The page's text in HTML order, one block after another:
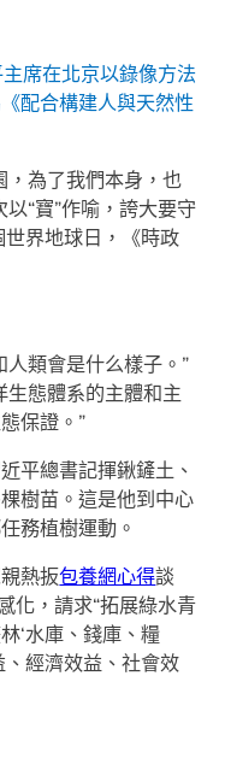
席在北京以錄像方法
配合構建人與天然性
，為了我們本身，也
“寶”作喻，誇大要守
界地球日，《時政
人類會是什么樣子。”
生態體系的主體和主
保證。”
平總書記揮鍬鏟土、
樹苗。這是他到中心
務植樹運動。
熱扳包養網心得談
化，請求“拓展綠水青
‘水庫、錢庫、糧
、經濟效益、社會效